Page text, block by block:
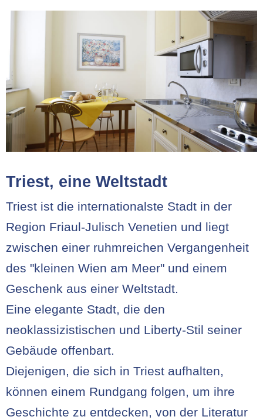
Triest, eine Weltstadt
Triest ist die internationalste Stadt in der
Region Friaul-Julisch Venetien und liegt
zwischen einer ruhmreichen Vergangenheit
des "kleinen Wien am Meer" und einem
Geschenk aus einer Weltstadt.
Eine elegante Stadt, die den
neoklassizistischen und Liberty-Stil seiner
Gebäude offenbart.
Diejenigen, die sich in Triest aufhalten,
können einem Rundgang folgen, um ihre
Geschichte zu entdecken, von der Literatur